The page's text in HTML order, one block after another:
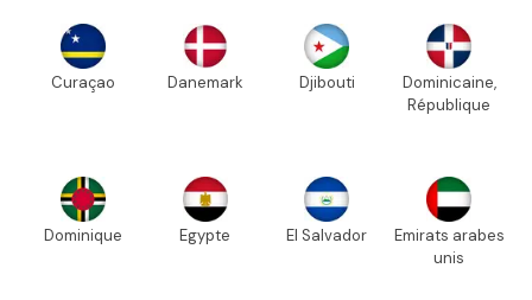
Curaçao Danemark Djibouti
Dominicaine,
République
Dominique Egypte El Salvador
Emirats arabes
unis